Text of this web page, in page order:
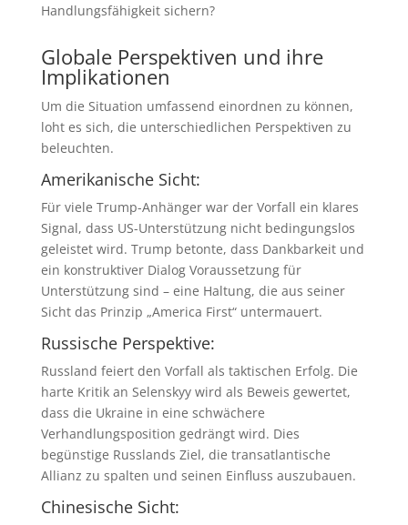
Handlungsfähigkeit sichern?
Globale Perspektiven und ihre
Implikationen
Um die Situation umfassend einordnen zu können,
loht es sich, die unterschiedlichen Perspektiven zu
beleuchten.
Amerikanische Sicht:
Für viele Trump-Anhänger war der Vorfall ein klares
Signal, dass US-Unterstützung nicht bedingungslos
geleistet wird. Trump betonte, dass Dankbarkeit und
ein konstruktiver Dialog Voraussetzung für
Unterstützung sind – eine Haltung, die aus seiner
Sicht das Prinzip „America First“ untermauert.
Russische Perspektive:
Russland feiert den Vorfall als taktischen Erfolg. Die
harte Kritik an Selenskyy wird als Beweis gewertet,
dass die Ukraine in eine schwächere
Verhandlungsposition gedrängt wird. Dies
begünstige Russlands Ziel, die transatlantische
Allianz zu spalten und seinen Einfluss auszubauen.
Chinesische Sicht: